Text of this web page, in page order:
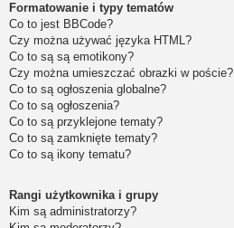
Formatowanie i typy tematów
Co to jest BBCode?
Czy można używać języka HTML?
Co to są są emotikony?
Czy można umieszczać obrazki w poście?
Co to są ogłoszenia globalne?
Co to są ogłoszenia?
Co to są przyklejone tematy?
Co to są zamknięte tematy?
Co to są ikony tematu?
Rangi użytkownika i grupy
Kim są administratorzy?